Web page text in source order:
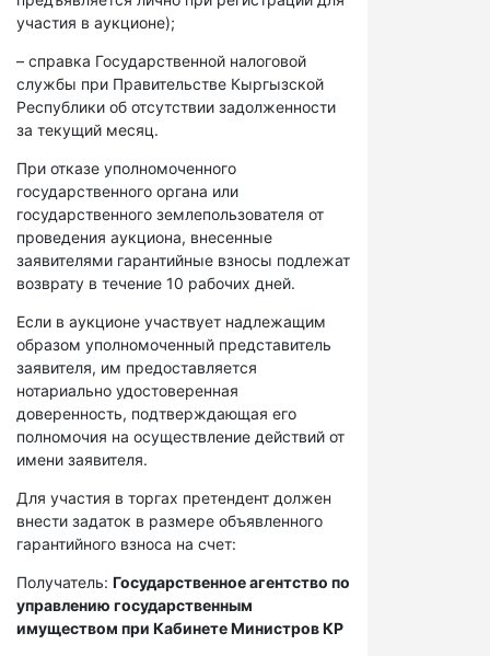
участия в аукционе);
– справка Государственной налоговой
службы при Правительстве Кыргызской
Республики об отсутствии задолженности
за текущий месяц.
При отказе уполномоченного
государственного органа или
государственного землепользователя от
проведения аукциона, внесенные
заявителями гарантийные взносы подлежат
возврату в течение 10 рабочих дней.
Если в аукционе участвует надлежащим
образом уполномоченный представитель
заявителя, им предоставляется
нотариально удостоверенная
доверенность, подтверждающая его
полномочия на осуществление действий от
имени заявителя.
Для участия в торгах претендент должен
внести задаток в размере объявленного
гарантийного взноса на счет:
Получатель: Государственное агентство по
управлению государственным
имуществом при Кабинете Министров КР